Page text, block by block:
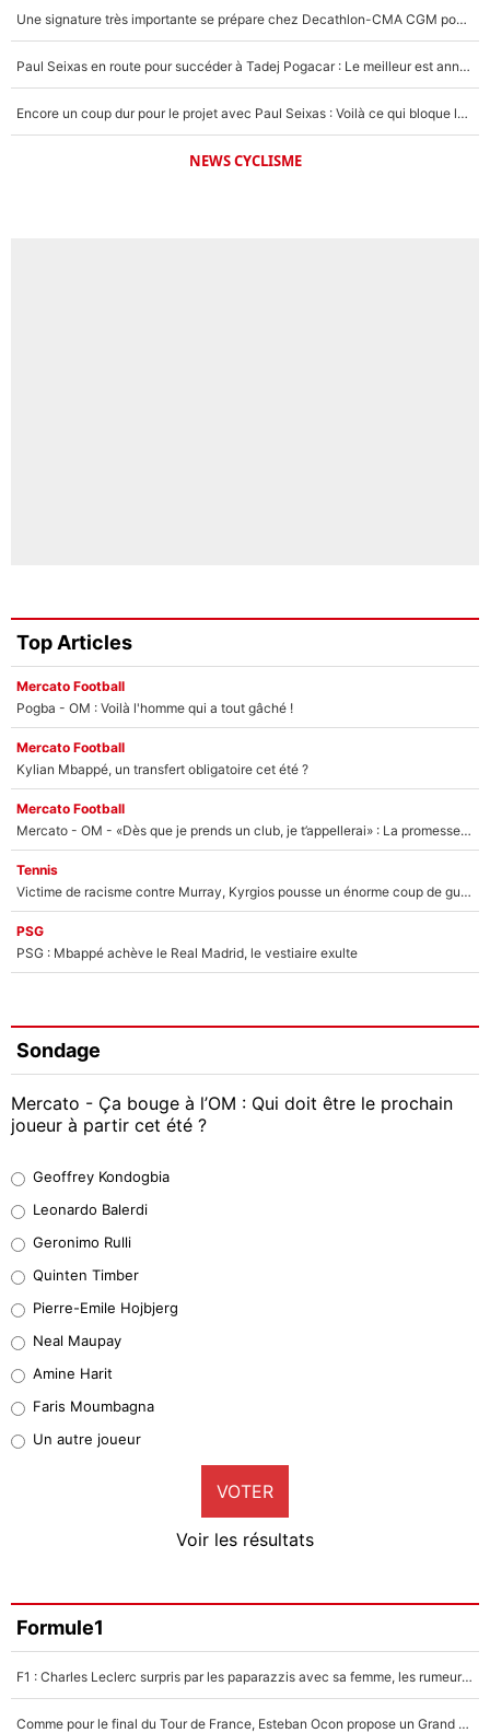
Une signature très importante se prépare chez Decathlon-CMA CGM pour aider Paul Seixas à gagner le Tour de France 2027
Paul Seixas en route pour succéder à Tadej Pogacar : Le meilleur est annoncé pour l’avenir de la pépite française
Encore un coup dur pour le projet avec Paul Seixas : Voilà ce qui bloque le transfert d’un coureur chez Decathlon-CMA CGM
NEWS CYCLISME
Top Articles
Mercato Football
Pogba - OM : Voilà l'homme qui a tout gâché !
Mercato Football
Kylian Mbappé, un transfert obligatoire cet été ?
Mercato Football
Mercato - OM - «Dès que je prends un club, je t’appellerai» : La promesse de Marcelino au moment de claquer la porte
Tennis
Victime de racisme contre Murray, Kyrgios pousse un énorme coup de gueule !
PSG
PSG : Mbappé achève le Real Madrid, le vestiaire exulte
Sondage
Mercato - Ça bouge à l’OM : Qui doit être le prochain
joueur à partir cet été ?
38%
32%
4%
1%
9%
Faris Moumbagna
4%
Un autre joueur
5%
Geoffrey Kondogbia
Leonardo Balerdi
Geronimo Rulli
Quinten Timber
Pierre-Emile Hojbjerg
Neal Maupay
Amine Harit
Faris Moumbagna
Un autre joueur
VOTER
Voir les résultats
Formule1
F1 : Charles Leclerc surpris par les paparazzis avec sa femme, les rumeurs étaient vraies !
Comme pour le final du Tour de France, Esteban Ocon propose un Grand Prix de Formule 1 à Paris : «Autour de l’Arc de Triomphe, ce serait génial» !